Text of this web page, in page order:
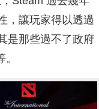
，讓玩家得以透過
是那些過不了政府